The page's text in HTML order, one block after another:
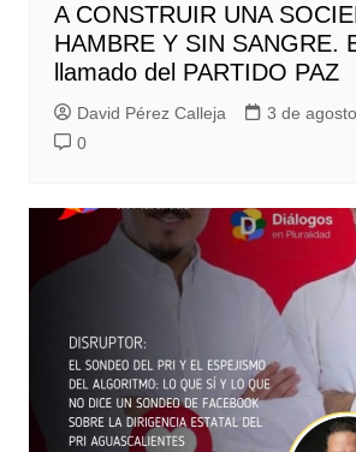
A CONSTRUIR UNA
HAMBRE Y SIN SANGRE.
llamado del PARTIDO PAZ
David Pérez Calleja
3 de
0